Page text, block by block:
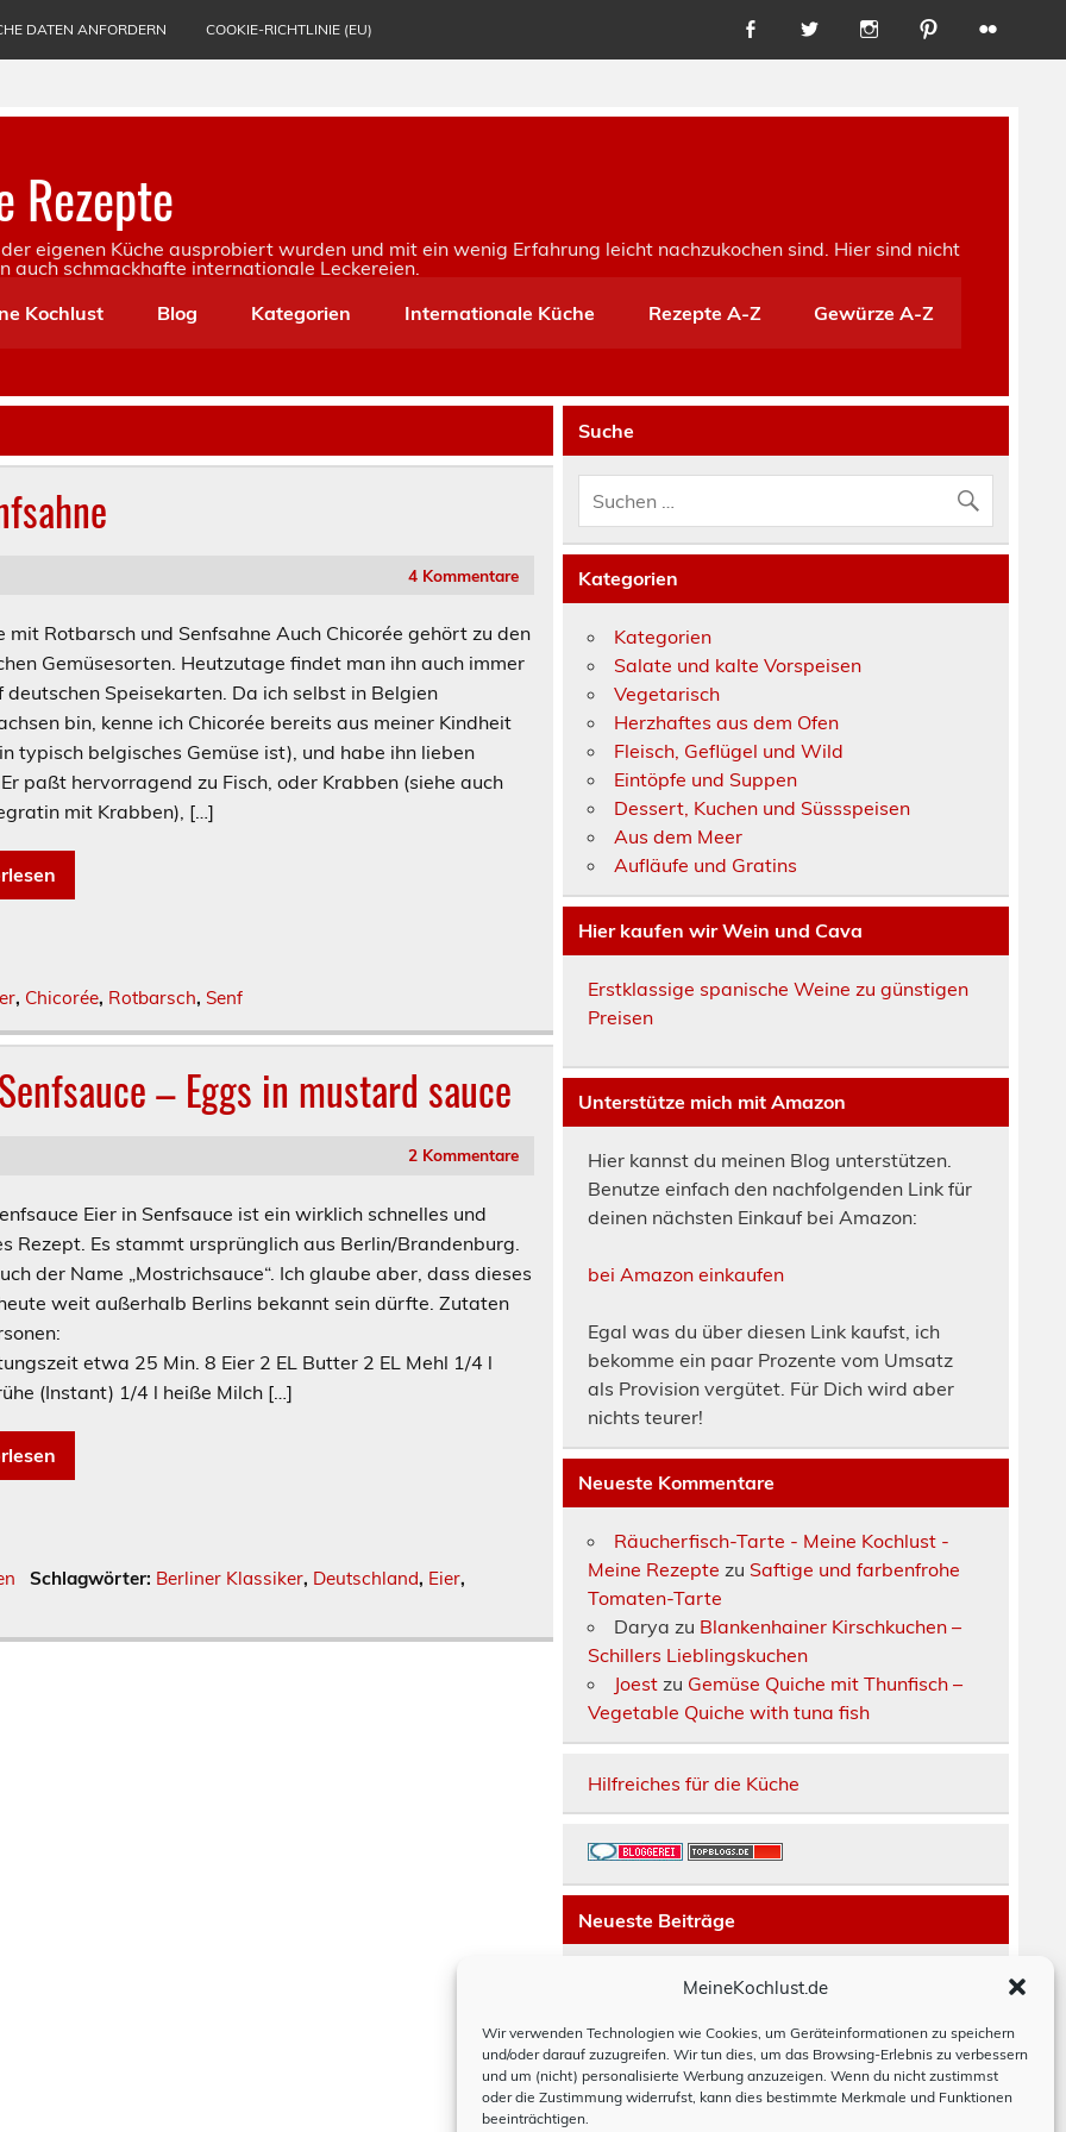
MeineKochlust.de
Wir verwenden Technologien wie Cookies, um Geräteinformationen zu speichern
und/oder darauf zuzugreifen. Wir tun dies, um das Browsing-Erlebnis zu verbessern
und um (nicht) personalisierte Werbung anzuzeigen. Wenn du nicht zustimmst
oder die Zustimmung widerrufst, kann dies bestimmte Merkmale und Funktionen
beeinträchtigen.
DATEN ANFORDERN COOKIE-RICHTLINIE (EU)
Rezepte
eigenen Küche ausprobiert wurden und mit ein wenig Erfahrung leicht nachzukochen sind. Hier sind nicht
auch schmackhafte internationale Leckereien.
Kochlust
Blog Kategorien Internationale Küche Rezepte A-Z Gewürze A-Z
4 Kommentare
mit Rotbarsch und Senfsahne Auch Chicorée gehört zu den
Gemüsesorten. Heutzutage findet man ihn auch immer
deutschen Speisekarten. Da ich selbst in Belgien
bin, kenne ich Chicorée bereits aus meiner Kindheit
typisch belgisches Gemüse ist), und habe ihn lieben
paßt hervorragend zu Fisch, oder Krabben (siehe auch
mit Krabben), […]
, Chicorée, Rotbarsch, Senf
– Eggs in mustard sauce
2 Kommentare
Eier in Senfsauce ist ein wirklich schnelles und
Rezept. Es stammt ursprünglich aus Berlin/Brandenburg.
der Name „Mostrichsauce“. Ich glaube aber, dass dieses
weit außerhalb Berlins bekannt sein dürfte. Zutaten
4 Personen:
etwa 25 Min. 8 Eier 2 EL Butter 2 EL Mehl 1/4 l
(Instant) 1/4 l heiße Milch […]
Schlagwörter: Berliner Klassiker, Deutschland, Eier,
Suche
Kategorien
Kategorien
Salate und kalte Vorspeisen
Vegetarisch
Herzhaftes aus dem Ofen
Fleisch, Geflügel und Wild
Eintöpfe und Suppen
Dessert, Kuchen und Süssspeisen
Aus dem Meer
Aufläufe und Gratins
Hier kaufen wir Wein und Cava
Erstklassige spanische Weine zu günstigen
Preisen
Unterstütze mich mit Amazon
Hier kannst du meinen Blog unterstützen.
Benutze einfach den nachfolgenden Link für
deinen nächsten Einkauf bei Amazon:
bei Amazon einkaufen
Egal was du über diesen Link kaufst, ich
bekomme ein paar Prozente vom Umsatz
als Provision vergütet. Für Dich wird aber
nichts teurer!
Neueste Kommentare
Räucherfisch-Tarte - Meine Kochlust -
Meine Rezepte zu Saftige und farbenfrohe
Tomaten-Tarte
Darya zu Blankenhainer Kirschkuchen –
Schillers Lieblingskuchen
Joest zu Gemüse Quiche mit Thunfisch –
Vegetable Quiche with tuna fish
Hilfreiches für die Küche
Neueste Beiträge
Räucherfisch-Tarte
Paella mit Chorizo, Hackbällchen und
Bohnen
Moussaka